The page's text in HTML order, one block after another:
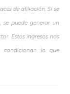
de afiliación. Si se
se puede generar un
Estos ingresos nos
lo que